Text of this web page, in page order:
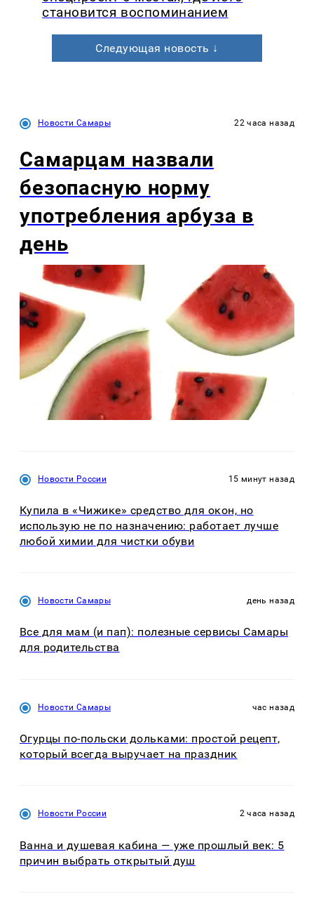
становится воспоминанием
Следующая новость ↓
Новости Самары 22 часа назад
Самарцам назвали
безопасную норму
употребления арбуза в
день
Новости России 15 минут назад
Купила в «Чижике» средство для окон, но
использую не по назначению: работает лучше
любой химии для чистки обуви
Новости Самары день назад
Все для мам (и пап): полезные сервисы Самары
для родительства
Новости Самары час назад
Огурцы по‑польски дольками: простой рецепт,
который всегда выручает на праздник
Новости России 2 часа назад
Ванна и душевая кабина — уже прошлый век: 5
причин выбрать открытый душ